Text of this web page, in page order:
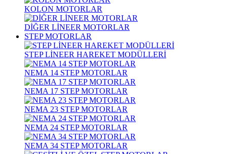
KOLON MOTORLAR
DİĞER LİNEER MOTORLAR
STEP MOTORLAR
STEP LİNEER HAREKET MODÜLLERİ
NEMA 14 STEP MOTORLAR
NEMA 17 STEP MOTORLAR
NEMA 23 STEP MOTORLAR
NEMA 24 STEP MOTORLAR
NEMA 34 STEP MOTORLAR